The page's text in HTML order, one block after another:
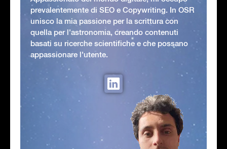
prevalentemente di SEO e Copywriting. In OSR
unisco la mia passione per la scrittura con
quella per l'astronomia, creando contenuti
basati su ricerche scientifiche e che possano
appassionare l'utente.